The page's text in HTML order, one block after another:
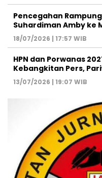
Pencegahan
Suhardiman Amby ke
18/07/2026 | 17:57 WIB
HPN dan Porwanas
Kebangkitan Pers,
13/07/2026 | 19:07 WIB